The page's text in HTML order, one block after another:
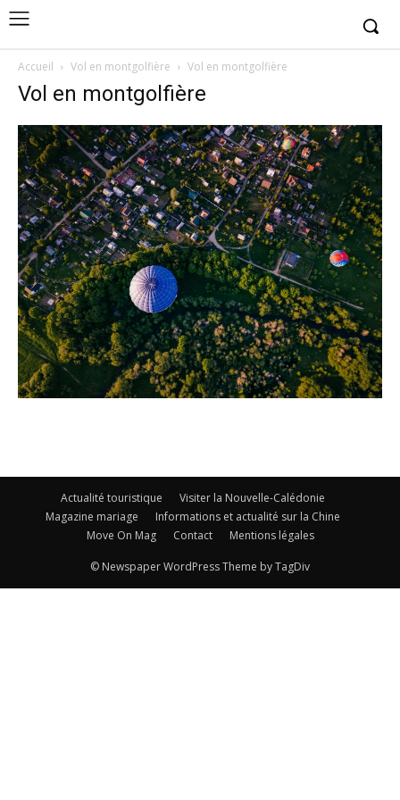
Accueil Vol en montgolfière Vol en montgolfière
Vol en montgolfière
Actualité touristique
Visiter la Nouvelle-Calédonie
Magazine mariage
Informations et actualité sur la Chine
Move On Mag
Contact Mentions légales
© Newspaper WordPress Theme by TagDiv